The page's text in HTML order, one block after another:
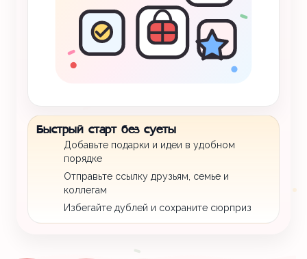
Быстрый старт без суеты
Добавьте подарки и идеи в удобном
порядке
Отправьте ссылку друзьям, семье и
коллегам
Избегайте дублей и сохраните сюрприз